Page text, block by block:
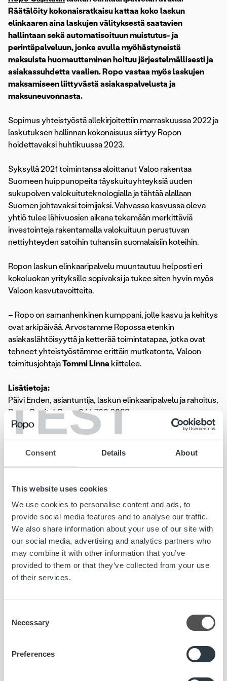
TEST
Consent Details About
This website uses cookies
We use cookies to personalise content and ads, to
provide social media features and to analyse our traffic.
We also share information about your use of our site with
our social media, advertising and analytics partners who
may combine it with other information that you’ve
provided to them or that they’ve collected from your use
of their services.
Selection
Necessary
Preferences
Räätälöity kokonaisratkaisu kattaa koko laskun
elinkaaren aina laskujen välityksestä saatavien
hallintaan sekä automatisoituun muistutus- ja
perintäpalveluun, jonka avulla myöhästyneistä
maksuista huomauttaminen hoituu järjestelmällisesti ja
asiakassuhdetta vaalien. Ropo vastaa myös laskujen
maksamiseen liittyvästä asiakaspalvelusta ja
maksuneuvonnasta.
Sopimus yhteistyöstä allekirjoitettiin marraskuussa 2022 ja
laskutuksen hallinnan kokonaisuus siirtyy Ropon
hoidettavaksi huhtikuussa 2023.
Syksyllä 2021 toimintansa aloittanut Valoo rakentaa
Suomeen huippunopeita täyskuituyhteyksiä uuden
sukupolven valokuituteknologialla ja tähtää alallaan
Suomen johtavaksi toimijaksi. Vahvassa kasvussa oleva
yhtiö tulee lähivuosien aikana tekemään merkittäviä
investointeja rakentamalla valokuituun perustuvan
nettiyhteyden satoihin tuhansiin suomalaisiin koteihin.
Ropon laskun elinkaaripalvelu muuntautuu helposti eri
kokoluokan yrityksille sopivaksi ja tukee siten hyvin myös
Valoon kasvutavoitteita.
– Ropo on samanhenkinen kumppani, jolle kasvu ja kehitys
ovat arkipäivää. Arvostamme Ropossa etenkin
asiakaslähtöisyyttä ja ketterää toimintatapaa, jotka ovat
tehneet yhteistyöstämme erittäin mutkatonta, Valoon
toimitusjohtajaTommi Linna kiittelee.
Lisätietoja:
Päivi Enden, asiantuntija, laskun elinkaaripalvelu ja rahoitus,
Ropo Capital Oy, p.044 700 6038
paivi.enden@ropocapital.fi
Jani Rönkkö, avainasiakaspäällikkö, Ropo Capital, p.045
327 9528
jani.ronkko@ropocapital.fi
Valooon suomalainen valokuituyhtiö, jonka missiona on
tehdä Suomesta kansainväliset mitat täyttävä
tietoyhteiskunta tuomalla valokuituun perustuva
tiedonsiirtoyhteys mahdollisimman moneen
suomalaistalouteen. Digitaalisessa maailmassa
valokuituyhteys on sähkön, veden ja viemäröinnin
kaltainen osa perusinfrastruktuuria, johon jokaisella on
rahoituspalveluiden tarjoaja Suomessa. Palvelumme kattaa
reskontraan, saatavien hallintaan ja rahoitukseen.
Kilpailemme Pohjoismaiden markkinoilla teknologisena
edelläkävijänä – toimintamallimme pohjautuu omaan